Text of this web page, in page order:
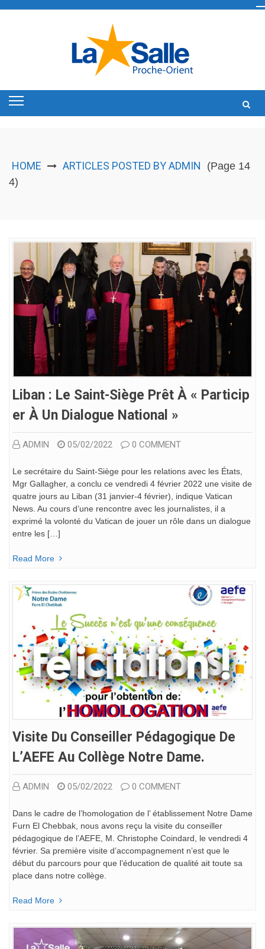
HOME ARTICLES POSTED BY ADMIN
(Page 14
4)
Liban : Le Saint-Siège Prêt À « Particip
Er À Un Dialogue National »
ADMIN 05/02/2022 0 COMMENT
Le secrétaire du Saint-Siège pour les relations avec les États,
Mgr Gallagher, a conclu ce vendredi 4 février 2022 une visite de
quatre jours au Liban (31 janvier-4 février), indique Vatican
News. Au cours d’une rencontre avec les journalistes, il a
exprimé la volonté du Vatican de jouer un rôle dans un dialogue
entre les […]
Read More
Visite Du Conseiller Pédagogique De
L’AEFE Au Collège Notre Dame.
ADMIN 05/02/2022 0 COMMENT
Dans le cadre de l’homologation de l’ établissement Notre Dame
Furn El Chebbak, nous avons reçu la visite du conseiller
pédagogique de l’AEFE, M. Christophe Coindard, le vendredi 4
février. Sa première visite d’accompagnement n’est que le
début du parcours pour que l’éducation de qualité ait toute sa
place dans notre collège.
Read More